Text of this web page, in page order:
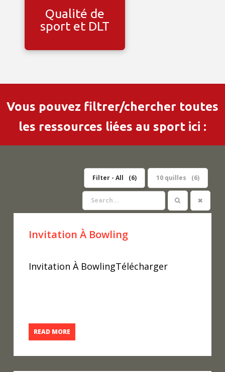
Qualité de
sport et DLT
Vous pouvez filtrer/chercher toutes
les ressources liées au sport ici :
Filter - All 6 10 quilles 6
Invitation À Bowling
Invitation À BowlingTélécharger
READ MORE